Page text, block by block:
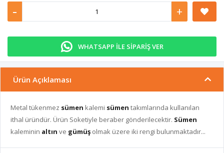
- +
WHATSAPP İLE SİPARİŞ VER
Ürün Açıklaması
Metal tükenmez sümen kalemi sümen takımlarında kullanılan
ithal üründür. Ürün Soketiyle beraber gönderilecektir. Sümen
kaleminin altın ve gümüş olmak üzere iki rengi bulunmaktadır...